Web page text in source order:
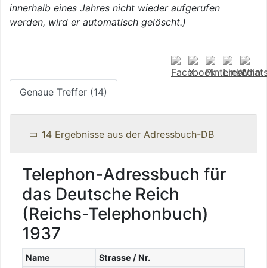
innerhalb eines Jahres nicht wieder aufgerufen
werden, wird er automatisch gelöscht.)
Genaue Treffer (14)
14 Ergebnisse aus der Adressbuch-DB
Telephon-Adressbuch für
das Deutsche Reich
(Reichs-Telephonbuch)
1937
Name
Strasse / Nr.